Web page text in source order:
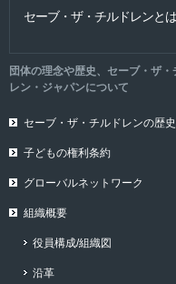
セーブ・ザ・チルドレンとは
団体の理念や歴史、セーブ・ザ・
レン・ジャパンについて
セーブ・ザ・チルドレンの歴史
子どもの権利条約
グローバルネットワーク
組織概要
役員構成/組織図
沿革